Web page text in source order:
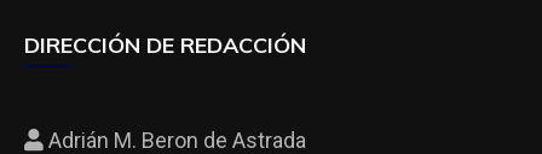
DIRECCIÓN DE REDACCIÓN
Adrián M. Beron de Astrada